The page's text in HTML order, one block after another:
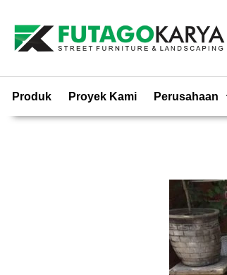
Produk Proyek Kami Perusahaan